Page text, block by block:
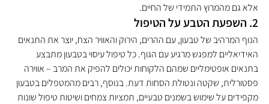
אלא גם מהמרוץ התמידי של החיים.
2. השפעת הטבע על הטיפול
הנוף המרהיב של טבעון, עם ההרים, הירוק והאוויר הצח, יוצר את התנאים
האידיאליים למפגש מרגיע עם הגוף. כל טיפול עיסוי בטבעון מתבצע
בתנאים אופטימליים שמהם הלקוחות יכולים להפיק את המרב – אווירה
פסטורלית, שקטה ונטולת הסחות דעת. בנוסף, רבים מהמטפלים בטבעון
מקפידים על שימוש בשמנים טבעיים, תמציות צמחים ושיטות טיפול שונות